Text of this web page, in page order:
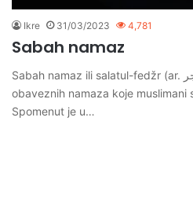
Ikre 31/03/2023 4,781
Sabah namaz
Sabah namaz ili salatul-fedžr (ar. فجر) prvi je od 5 propisanih,
obaveznih namaza koje muslimani
Spomenut je u…